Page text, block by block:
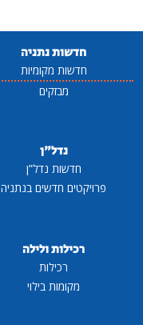
חדשות נתניה
חדשות מקומיות
מבזקים
נדל"ן
חדשות נדל"ן
פרויקטים חדשים בנתניה
רכילות ולילה
רכילות
מקומות בילוי